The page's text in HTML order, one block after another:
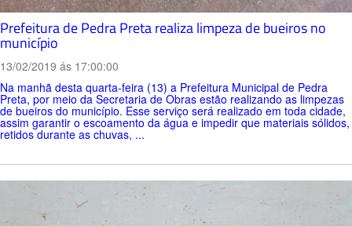
Prefeitura de Pedra Preta realiza limpeza de bueiros no
município
13/02/2019 ás 17:00:00
Na manhã desta quarta-feira (13) a Prefeitura Municipal de Pedra
Preta, por meio da Secretaria de Obras estão realizando as limpezas
de bueiros do município. Esse serviço será realizado em toda cidade,
assim garantir o escoamento da água e impedir que materiais sólidos,
retidos durante as chuvas, ...